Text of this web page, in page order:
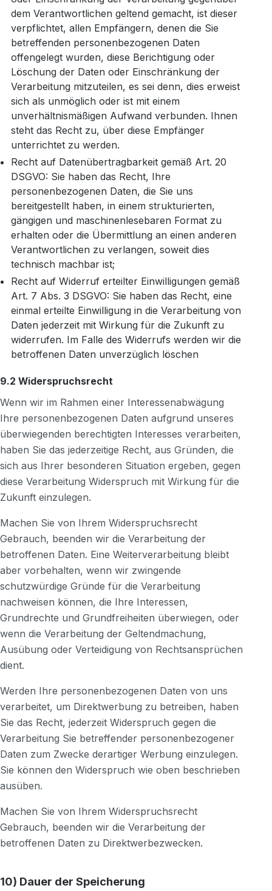
dem Verantwortlichen geltend gemacht, ist dieser
verpflichtet, allen Empfängern, denen die Sie
betreffenden personenbezogenen Daten
offengelegt wurden, diese Berichtigung oder
Löschung der Daten oder Einschränkung der
Verarbeitung mitzuteilen, es sei denn, dies erweist
sich als unmöglich oder ist mit einem
unverhältnismäßigen Aufwand verbunden. Ihnen
steht das Recht zu, über diese Empfänger
unterrichtet zu werden.
Recht auf Datenübertragbarkeit gemäß Art. 20
DSGVO: Sie haben das Recht, Ihre
personenbezogenen Daten, die Sie uns
bereitgestellt haben, in einem strukturierten,
gängigen und maschinenlesebaren Format zu
erhalten oder die Übermittlung an einen anderen
Verantwortlichen zu verlangen, soweit dies
technisch machbar ist;
Recht auf Widerruf erteilter Einwilligungen gemäß
Art. 7 Abs. 3 DSGVO: Sie haben das Recht, eine
einmal erteilte Einwilligung in die Verarbeitung von
Daten jederzeit mit Wirkung für die Zukunft zu
widerrufen. Im Falle des Widerrufs werden wir die
betroffenen Daten unverzüglich löschen
9.2 Widerspruchsrecht
Wenn wir im Rahmen einer Interessenabwägung
Ihre personenbezogenen Daten aufgrund unseres
überwiegenden berechtigten Interesses verarbeiten,
haben Sie das jederzeitige Recht, aus Gründen, die
sich aus Ihrer besonderen Situation ergeben, gegen
diese Verarbeitung Widerspruch mit Wirkung für die
Zukunft einzulegen.
Machen Sie von Ihrem Widerspruchsrecht
Gebrauch, beenden wir die Verarbeitung der
betroffenen Daten. Eine Weiterverarbeitung bleibt
aber vorbehalten, wenn wir zwingende
schutzwürdige Gründe für die Verarbeitung
nachweisen können, die Ihre Interessen,
Grundrechte und Grundfreiheiten überwiegen, oder
wenn die Verarbeitung der Geltendmachung,
Ausübung oder Verteidigung von Rechtsansprüchen
dient.
Werden Ihre personenbezogenen Daten von uns
verarbeitet, um Direktwerbung zu betreiben, haben
Sie das Recht, jederzeit Widerspruch gegen die
Verarbeitung Sie betreffender personenbezogener
Daten zum Zwecke derartiger Werbung einzulegen.
Sie können den Widerspruch wie oben beschrieben
ausüben.
Machen Sie von Ihrem Widerspruchsrecht
Gebrauch, beenden wir die Verarbeitung der
betroffenen Daten zu Direktwerbezwecken.
10) Dauer der Speicherung